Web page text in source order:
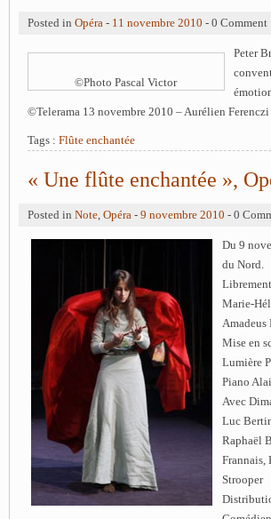
Posted in Opéra - 11 novembre 2010 - 0 Comment
©Photo Pascal Victor
Peter
©Telerama 13 novembre 2010 – Aurélien Ferenczi
Tags : Flûte enchantée
« Une flûte enchantée »,
Posted in Note Opéra - 9 novembre 2010 - 0
Du 9
du Nord.
Marie-
Amadeus
Mise en
Lumière
Piano
Avec
Luc
Raphaël
Frannais,
Strooper